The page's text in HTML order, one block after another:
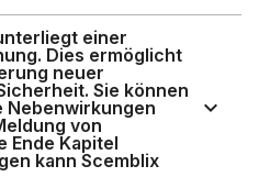
einer
Dies ermöglicht
neuer
Sie können
Nebenwirkungen
von
Ende Kapitel
kann Scemblix